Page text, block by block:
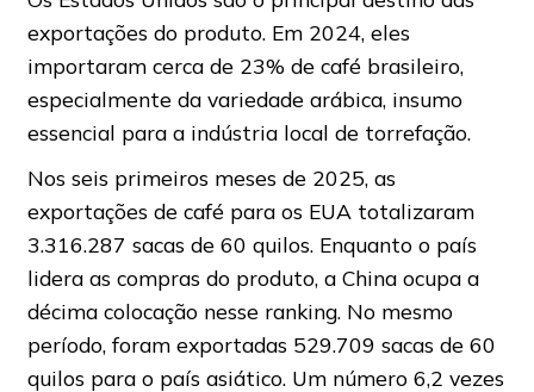
exportações do produto. Em 2024, eles
importaram cerca de 23% de café brasileiro,
especialmente da variedade arábica, insumo
essencial para a indústria local de torrefação.
Nos seis primeiros meses de 2025, as
exportações de café para os EUA totalizaram
3.316.287 sacas de 60 quilos. Enquanto o país
lidera as compras do produto, a China ocupa a
décima colocação nesse ranking. No mesmo
período, foram exportadas 529.709 sacas de 60
quilos para o país asiático. Um número 6,2 vezes